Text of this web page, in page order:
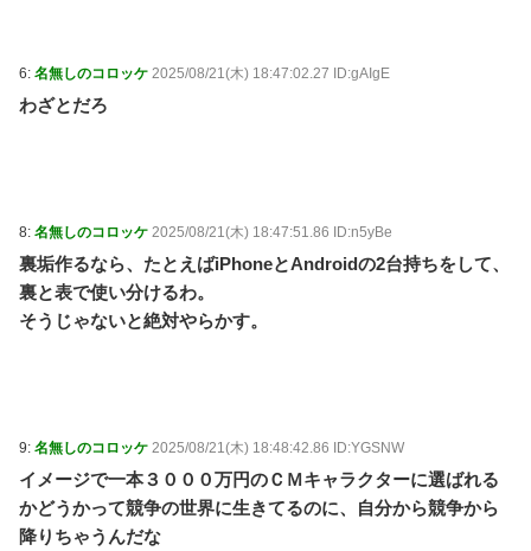
6: 名無しのコロッケ 2025/08/21(木) 18:47:02.27 ID:gAIgE
わざとだろ
8: 名無しのコロッケ 2025/08/21(木) 18:47:51.86 ID:n5yBe
裏垢作るなら、たとえばiPhoneとAndroidの2台持ちをして、
裏と表で使い分けるわ。
そうじゃないと絶対やらかす。
9: 名無しのコロッケ 2025/08/21(木) 18:48:42.86 ID:YGSNW
イメージで一本３０００万円のＣＭキャラクターに選ばれる
かどうかって競争の世界に生きてるのに、自分から競争から
降りちゃうんだな